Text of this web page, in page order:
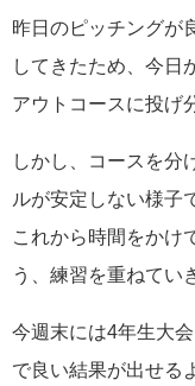
昨日のピッチングが
してきたため、今日
アウトコースに投げ
しかし、コースを分
ルが安定しない様子
これから時間をかけ
う、練習を重ねてい
今週末には4年生大
で良い結果が出せる